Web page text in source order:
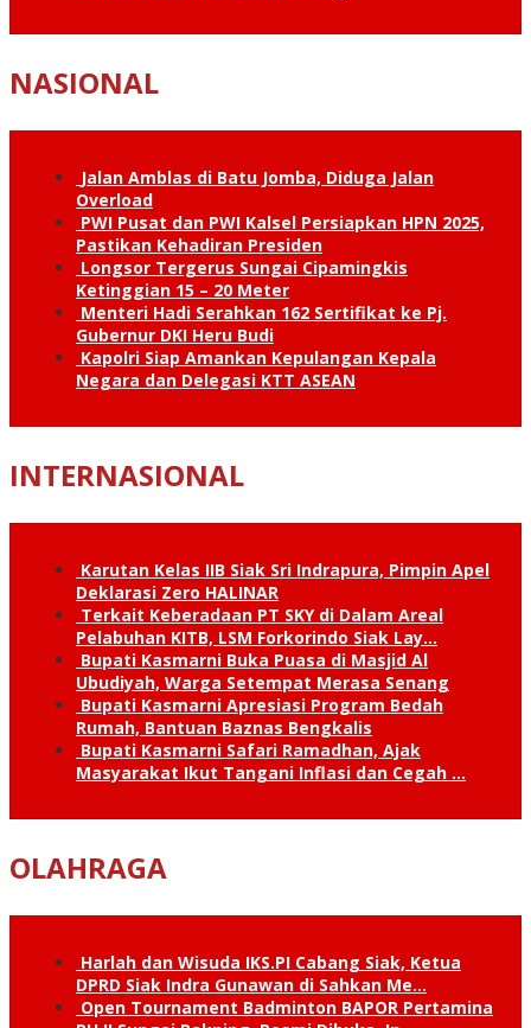
NASIONAL
Jalan Amblas di Batu Jomba, Diduga Jalan
Overload
PWI Pusat dan PWI Kalsel Persiapkan HPN 2025,
Pastikan Kehadiran Presiden
Longsor Tergerus Sungai Cipamingkis
Ketinggian 15 – 20 Meter
Menteri Hadi Serahkan 162 Sertifikat ke Pj.
Gubernur DKI Heru Budi
Kapolri Siap Amankan Kepulangan Kepala
Negara dan Delegasi KTT ASEAN
INTERNASIONAL
Karutan Kelas IIB Siak Sri Indrapura, Pimpin Apel
Deklarasi Zero HALINAR
Terkait Keberadaan PT SKY di Dalam Areal
Pelabuhan KITB, LSM Forkorindo Siak Lay…
Bupati Kasmarni Buka Puasa di Masjid Al
Ubudiyah, Warga Setempat Merasa Senang
Bupati Kasmarni Apresiasi Program Bedah
Rumah, Bantuan Baznas Bengkalis
Bupati Kasmarni Safari Ramadhan, Ajak
Masyarakat Ikut Tangani Inflasi dan Cegah …
OLAHRAGA
Harlah dan Wisuda IKS.PI Cabang Siak, Ketua
DPRD Siak Indra Gunawan di Sahkan Me…
Open Tournament Badminton BAPOR Pertamina